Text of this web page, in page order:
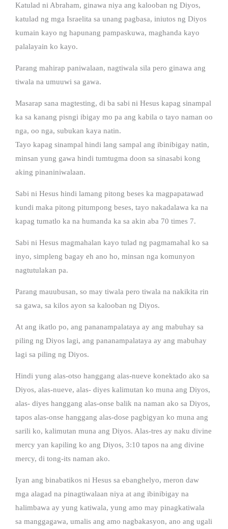
Katulad ni Abraham, ginawa niya ang kalooban ng Diyos,
katulad ng mga Israelita sa unang pagbasa, iniutos ng Diyos
kumain kayo ng hapunang pampaskuwa, maghanda kayo
palalayain ko kayo.
Parang mahirap paniwalaan, nagtiwala sila pero ginawa ang
tiwala na umuuwi sa gawa.
Masarap sana magtesting, di ba sabi ni Hesus kapag sinampal
ka sa kanang pisngi ibigay mo pa ang kabila o tayo naman oo
nga, oo nga, subukan kaya natin.
Tayo kapag sinampal hindi lang sampal ang ibinibigay natin,
minsan yung gawa hindi tumtugma doon sa sinasabi kong
aking pinaniniwalaan.
Sabi ni Hesus hindi lamang pitong beses ka magpapatawad
kundi maka pitong pitumpong beses, tayo nakadalawa ka na
kapag tumatlo ka na humanda ka sa akin aba 70 times 7.
Sabi ni Hesus magmahalan kayo tulad ng pagmamahal ko sa
inyo, simpleng bagay eh ano ho, minsan nga komunyon
nagtutulakan pa.
Parang mauubusan, so may tiwala pero tiwala na nakikita rin
sa gawa, sa kilos ayon sa kalooban ng Diyos.
At ang ikatlo po, ang pananampalataya ay ang mabuhay sa
piling ng Diyos lagi, ang pananampalataya ay ang mabuhay
lagi sa piling ng Diyos.
Hindi yung alas-otso hanggang alas-nueve konektado ako sa
Diyos, alas-nueve, alas- diyes kalimutan ko muna ang Diyos,
alas- diyes hanggang alas-onse balik na naman ako sa Diyos,
tapos alas-onse hanggang alas-dose pagbigyan ko muna ang
sarili ko, kalimutan muna ang Diyos. Alas-tres ay naku divine
mercy yan kapiling ko ang Diyos, 3:10 tapos na ang divine
mercy, di tong-its naman ako.
Iyan ang binabatikos ni Hesus sa ebanghelyo, meron daw
mga alagad na pinagtiwalaan niya at ang ibinibigay na
halimbawa ay yung katiwala, yung amo may pinagkatiwala
sa manggagawa, umalis ang amo nagbakasyon, ano ang ugali